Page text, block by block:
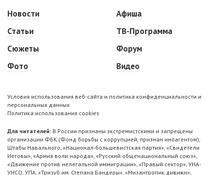
Новости
Статьи
Сюжеты
Фото
Афиша
ТВ-Программа
Форум
Видео
Условия использования веб-сайта и политика конфиденциальности и
персональных данных
Политика использования cookies
Для читателей: В России признаны экстремистскими и запрещены
организации ФБК (Фонд борьбы с коррупцией, признан иноагентом),
Штабы Навального, «Национал-большевистская партия», «Свидетели
Иеговы», «Армия воли народа», «Русский общенациональный союз»,
«Движение против нелегальной иммиграции», «Правый сектор», УНА-
УНСО, УПА, «Тризуб им. Степана Бандеры», «Мизантропик дивижн»,